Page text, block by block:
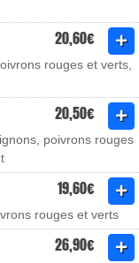
20,60€
rouges et verts,
20,50€
poivrons rouges
19,60€
rouges et verts
26,90€